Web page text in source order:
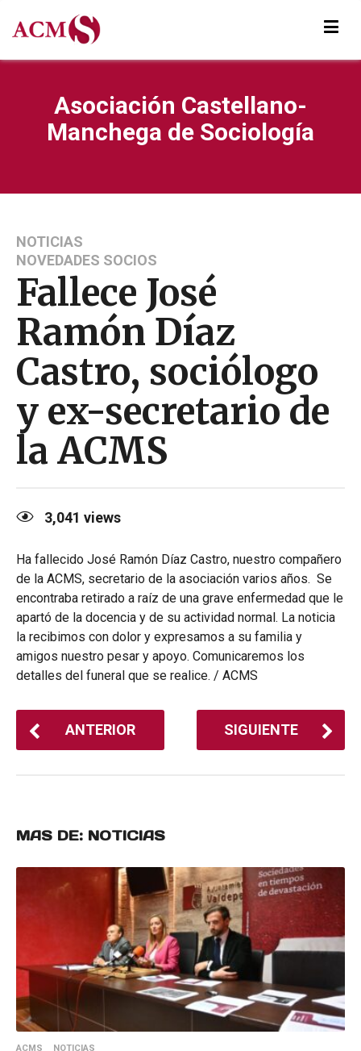
Asociación Castellano-
Manchega de Sociología
NOTICIAS
NOVEDADES SOCIOS
Fallece José
Ramón Díaz
Castro, sociólogo
y ex-secretario de
la ACMS
3,041 views
Ha fallecido José Ramón Díaz Castro, nuestro compañero
de la ACMS, secretario de la asociación varios años. Se
encontraba retirado a raíz de una grave enfermedad que le
apartó de la docencia y de su actividad normal. La noticia
la recibimos con dolor y expresamos a su familia y
amigos nuestro pesar y apoyo. Comunicaremos los
detalles del funeral que se realice. / ACMS
ANTERIOR SIGUIENTE
MAS DE: NOTICIAS
ACMS NOTICIAS